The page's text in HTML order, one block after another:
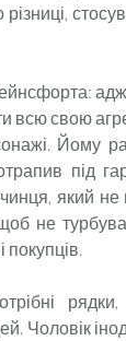
адже
всю свою
Йому
під
який не
не
покупців.
рядки,
Чоловік